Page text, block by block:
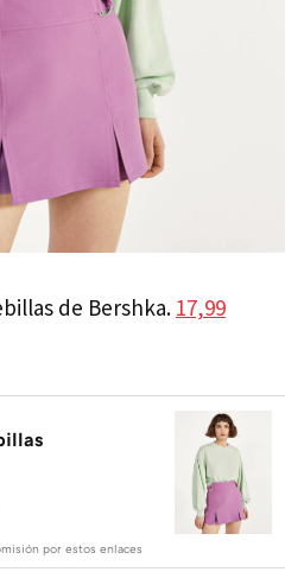
de Bershka. 17,99
por estos enlaces